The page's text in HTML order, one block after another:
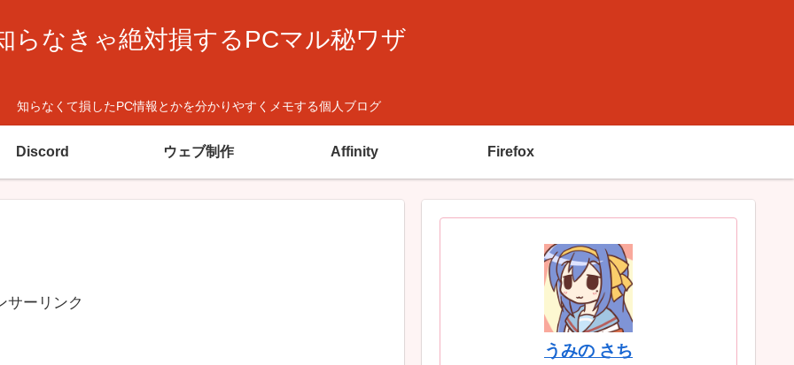
らなきゃ絶対損するPCマル秘ワザ
知らなくて損したPC情報とかを分かりやすくメモする個人ブログ
Discord ウェブ制作 Affinity Firefox
サーリンク
うみの さち